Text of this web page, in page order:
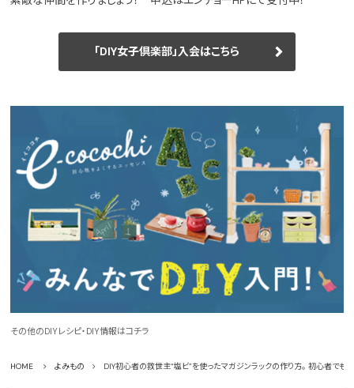
「DIY女子倶楽部」入会はこちら
その他のDIYレシピ・DIY情報はコチラ
HOME よみもの DIY初心者の救世主“塩ビ”を使ったマガジンラックの作り方。 初心者でも